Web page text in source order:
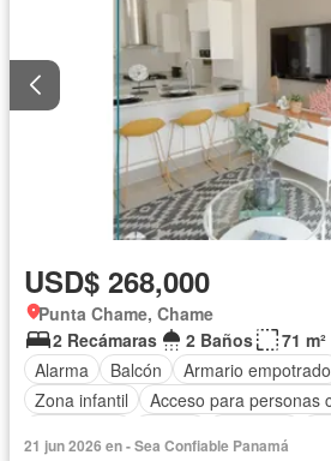
USD$ 268,000
Punta Chame, Chame
2 Recámaras
2 Baños
71 m²
Alarma
Balcón Armario empotrado
Zona infantil
Acceso para personas
21 jun 2026 en - Sea Confiable Panamá